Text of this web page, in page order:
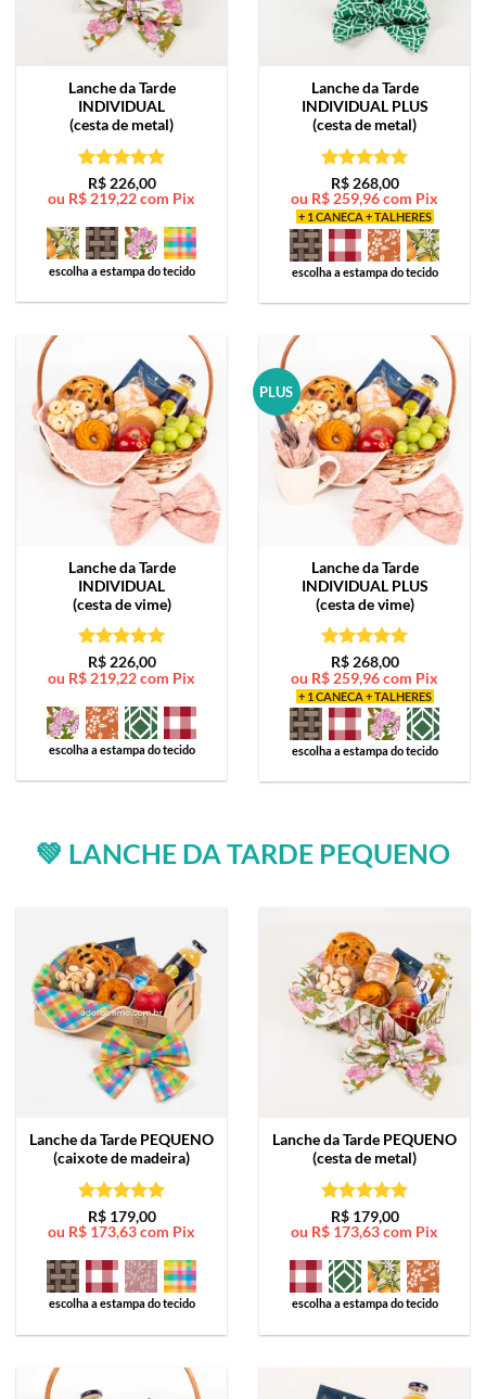
Lanche da Tarde
INDIVIDUAL
(cesta de metal)
Avaliação5
de 5
R$226,00
ou R$ 219,22com Pix
escolha a estampa do tecido
Lanche da Tarde
INDIVIDUAL PLUS
(cesta de metal)
Avaliação5
de 5
R$268,00
ou R$ 259,96com Pix
+ 1 CANECA + TALHERES
escolha a estampa do tecido
Lanche da Tarde
INDIVIDUAL
(cesta de vime)
Avaliação5
de 5
R$226,00
ou R$ 219,22com Pix
escolha a estampa do tecido
PLUS
Lanche da Tarde
INDIVIDUAL PLUS
(cesta de vime)
Avaliação5
de 5
R$268,00
ou R$ 259,96com Pix
+ 1 CANECA + TALHERES
escolha a estampa do tecido
💚 LANCHE DA TARDE PEQUENO
Lanche da Tarde PEQUENO
(caixote de madeira)
Avaliação5
de 5
R$179,00
ou R$ 173,63com Pix
escolha a estampa do tecido
Lanche da Tarde PEQUENO
(cesta de metal)
Avaliação5
de 5
R$179,00
ou R$ 173,63com Pix
escolha a estampa do tecido